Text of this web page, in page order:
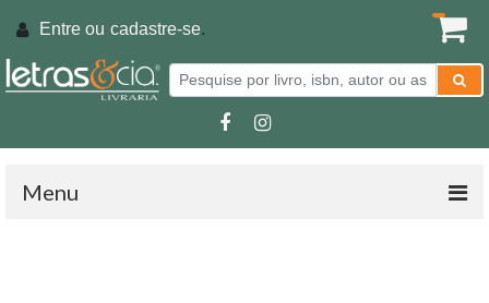
Entre ou cadastre-se.
Menu